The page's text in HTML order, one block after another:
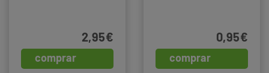
comprar
2,95€
comprar
0,95€